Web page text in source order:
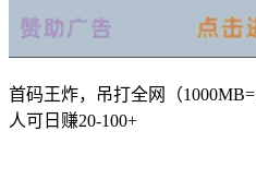
首码王炸，吊打全网（
人可日赚20-100+